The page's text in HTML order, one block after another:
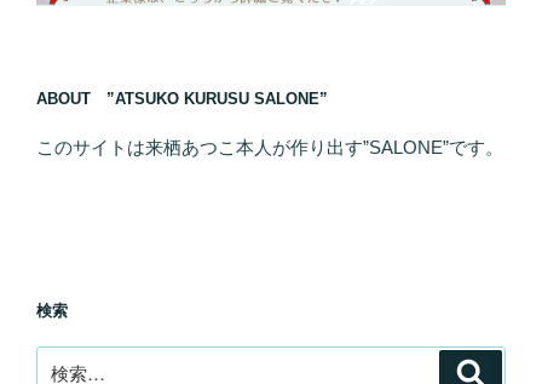
ABOUT ”ATSUKO KURUSU SALONE”
このサイトは来栖あつこ本人が作り出す”SALONE”です。
検索